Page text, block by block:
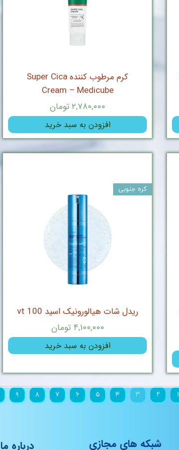
کرم مرطوب کننده Super Cica
Cream – Medicube
۲,۷۸۰,۰۰۰ تومان
افزودن به سبد خرید
ریدل شات هیالورونیک اسید 100 vt
۴,۱۰۰,۰۰۰ تومان
افزودن به سبد خرید
کره جنوبی
۱ ۲ ۳ ۴ ۵ ۶ ۷ ۸ ۹
شبکه های مجازی درباره ما